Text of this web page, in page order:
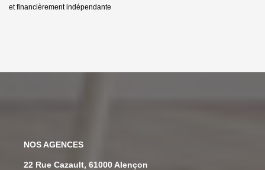
et financièrement indépendante
NOS AGENCES
22 Rue Cazault, 61000 Alençon